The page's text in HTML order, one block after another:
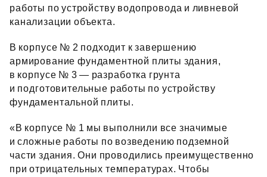
работы по устройству водопровода и ливневой
канализации объекта.
В корпусе № 2 подходит к завершению
армирование фундаментной плиты здания,
в корпусе № 3 — разработка грунта
и подготовительные работы по устройству
фундаментальной плиты.
«В корпусе № 1 мы выполнили все значимые
и сложные работы по возведению подземной
части здания. Они проводились преимущественно
при отрицательных температурах. Чтобы